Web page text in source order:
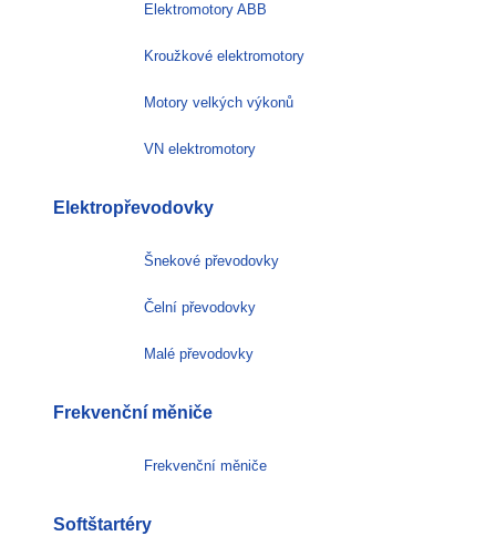
Elektromotory ABB
Kroužkové elektromotory
Motory velkých výkonů
VN elektromotory
Elektropřevodovky
Šnekové převodovky
Čelní převodovky
Malé převodovky
Frekvenční měniče
Frekvenční měniče
Softštartéry